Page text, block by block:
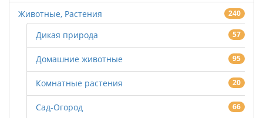
Животные, Растения 240
Дикая природа 57
Домашние животные 95
Комнатные растения 20
Сад-Огород 66